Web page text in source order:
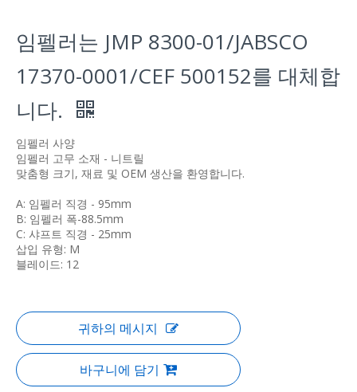
임펠러는 JMP 8300-01/JABSCO
17370-0001/CEF 500152를 대체합
니다.
임펠러 사양
임펠러 고무 소재 - 니트릴
맞춤형 크기, 재료 및 OEM 생산을 환영합니다.
A: 임펠러 직경 - 95mm
B: 임펠러 폭-88.5mm
C: 샤프트 직경 - 25mm
삽입 유형: M
블레이드: 12
귀하의 메시지
바구니에 담기